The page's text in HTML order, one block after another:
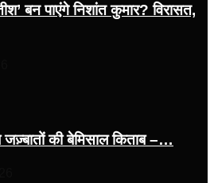
बन पाएंगे निशांत कुमार? विरासत,
जज़्बातों की बेमिसाल किताब –…